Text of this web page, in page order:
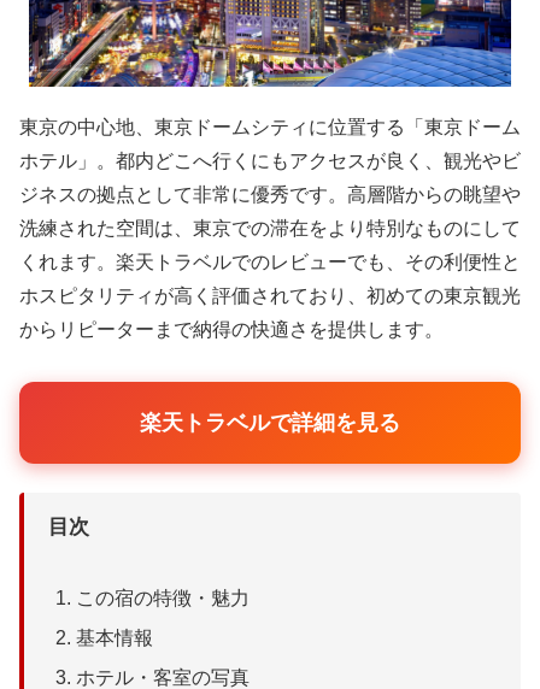
東京の中心地、東京ドームシティに位置する「東京ドーム
ホテル」。都内どこへ行くにもアクセスが良く、観光やビ
ジネスの拠点として非常に優秀です。高層階からの眺望や
洗練された空間は、東京での滞在をより特別なものにして
くれます。楽天トラベルでのレビューでも、その利便性と
ホスピタリティが高く評価されており、初めての東京観光
からリピーターまで納得の快適さを提供します。
楽天トラベルで詳細を見る
目次
この宿の特徴・魅力
基本情報
ホテル・客室の写真